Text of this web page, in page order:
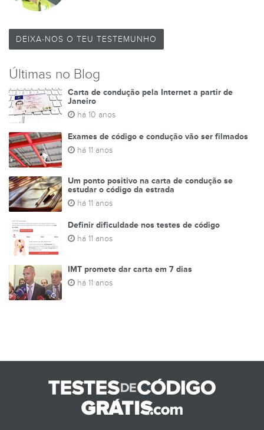
DEIXA-NOS O TEU TESTEMUNHO
Últimas no Blog
Carta de condução pela Internet a partir de
Janeiro
há 10 anos
Exames de código e condução vão ser filmados
há 11 anos
Um ponto positivo na carta de condução se
estudar o código da estrada
há 11 anos
Definir dificuldade nos testes de código
há 11 anos
IMT promete dar carta em 7 dias
há 11 anos